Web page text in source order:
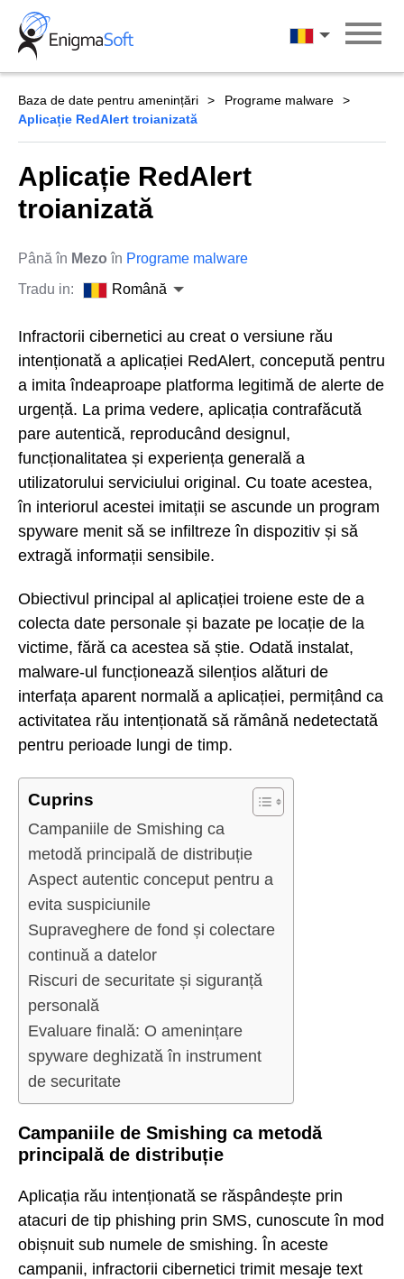
Skip
content
Română
Baza de date pentru amenințări
Programe malware
Aplicație RedAlert troianizată
Aplicație RedAlert
troianizată
Până în Mezo în Programe malware
Tradu in:
Română
Infractorii cibernetici au creat o versiune rău
intenționată a aplicației RedAlert, concepută pentru
a imita îndeaproape platforma legitimă de alerte de
urgență. La prima vedere, aplicația contrafăcută
pare autentică, reproducând designul,
funcționalitatea și experiența generală a
utilizatorului serviciului original. Cu toate acestea,
în interiorul acestei imitații se ascunde un program
spyware menit să se infiltreze în dispozitiv și să
extragă informații sensibile.
Obiectivul principal al aplicației troiene este de a
colecta date personale și bazate pe locație de la
victime, fără ca acestea să știe. Odată instalat,
malware-ul funcționează silențios alături de
interfața aparent normală a aplicației, permițând ca
activitatea rău intenționată să rămână nedetectată
pentru perioade lungi de timp.
Cuprins
Campaniile de Smishing ca
metodă principală de distribuție
Aspect autentic conceput pentru a
evita suspiciunile
Supraveghere de fond și colectare
continuă a datelor
Riscuri de securitate și siguranță
personală
Evaluare finală: O amenințare
spyware deghizată în instrument
de securitate
Campaniile de Smishing ca metodă
principală de distribuție
Aplicația rău intenționată se răspândește prin
atacuri de tip phishing prin SMS, cunoscute în mod
obișnuit sub numele de smishing. În aceste
campanii, infractorii cibernetici trimit mesaje text